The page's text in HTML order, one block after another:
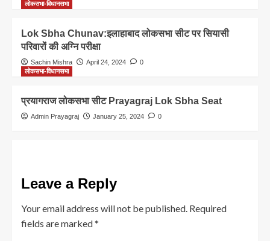
लोकसभा-विधानसभा
Lok Sbha Chunav:इलाहाबाद लोकसभा सीट पर सियासी
परिवारों की अग्नि परीक्षा
Sachin Mishra April 24, 2024
0
लोकसभा-विधानसभा
प्रयागराज लोकसभा सीट Prayagraj Lok Sbha Seat
Admin Prayagraj January 25, 2024 0
Leave a Reply
Your email address will not be published. Required
fields are marked*